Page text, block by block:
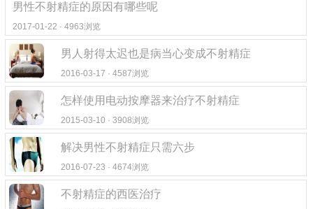
男性不射精症的原因有哪些呢
2017-01-22 · 4963浏览
男人射得太迟也是病当心变成不射精症
2016-03-17 · 4587浏览
怎样使用电动按摩器来治疗不射精症
2015-03-10 · 3908浏览
解决男性不射精症只需六步
2016-07-23 · 4674浏览
不射精症的西医治疗